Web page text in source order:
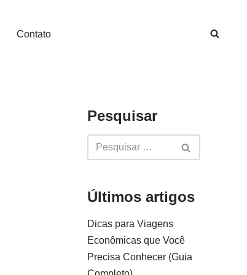
Contato
Pesquisar
Últimos artigos
Dicas para Viagens
Econômicas que Você
Precisa Conhecer (Guia